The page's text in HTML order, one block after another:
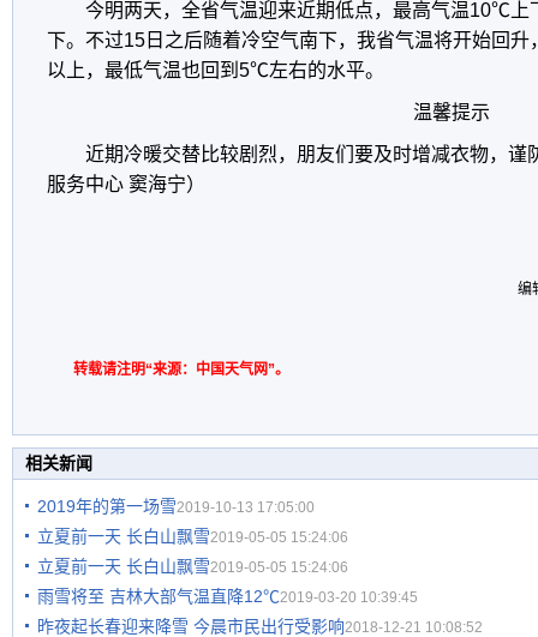
今明两天，全省气温迎来近期低点，最高气温10℃
下。不过15日之后随着冷空气南下，我省气温将开始回
以上，最低气温也回到5℃左右的水平。
温馨提示
近期冷暖交替比较剧烈，朋友们要及时增减衣物，谨
服务中心 窦海宁）
编
转载请注明“来源：中国天气网”。
相关新闻
2019年的第一场雪2019-10-13 17:05:00
立夏前一天 长白山飘雪2019-05-05 15:24:06
立夏前一天 长白山飘雪2019-05-05 15:24:06
雨雪将至 吉林大部气温直降12℃2019-03-20 10:39:45
昨夜起长春迎来降雪 今晨市民出行受影响2018-12-21 10:08:52